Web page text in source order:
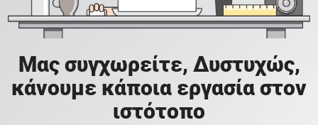
Μας συγχωρείτε, Δυστυχώς,
κάνουμε κάποια εργασία στον
ιστότοπο